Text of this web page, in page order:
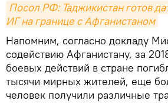
Посол РФ: Таджикистан готов
ИГ на границе с Афганистаном
Напомним, согласно докладу
содействию Афганистану, за
боевых действий в стране
тысячи мирных жителей, еще
человек получили различные